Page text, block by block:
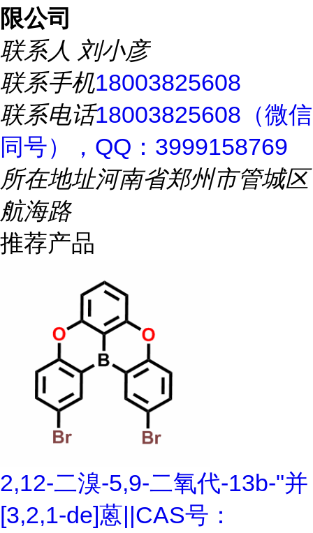
限公司
联系人 刘小彦
联系手机18003825608
联系电话18003825608（微信
同号），QQ：3999158769
所在地址河南省郑州市管城区
航海路
推荐产品
2,12-二溴-5,9-二氧代-13b-"并
[3,2,1-de]蒽||CAS号：